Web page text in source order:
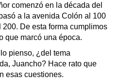
comenzó en la década del
a la avenida Colón al 100
De esta forma cumplimos
que marcó una época.
pienso, ¿del tema
Juancho? Hace rato que
esas cuestiones.